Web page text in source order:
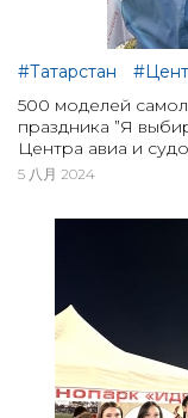
#Татарстан
500 моделей
праздника ”Я
Центра авиа и
5 八月 2024